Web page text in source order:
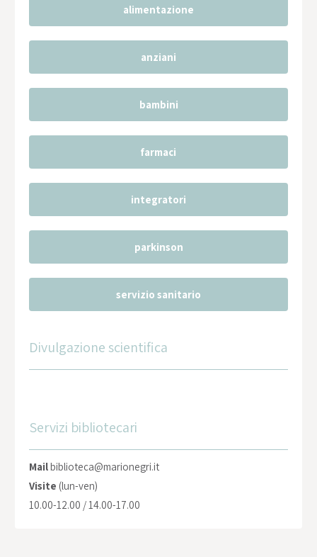
alimentazione
anziani
bambini
farmaci
integratori
parkinson
servizio sanitario
Divulgazione scientifica
Servizi bibliotecari
Mailbiblioteca@marionegri.it
Visite (lun-ven)
10.00-12.00 / 14.00-17.00